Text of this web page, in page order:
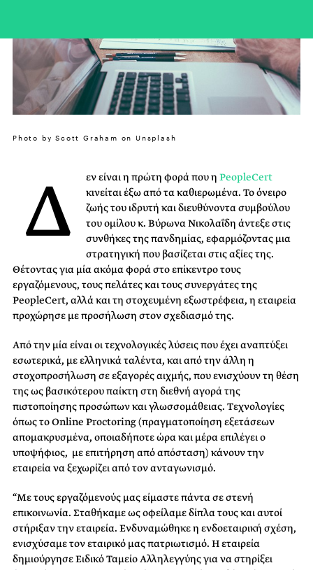
Photo by Scott Graham on Unsplash
Δ εν είναι η πρώτη φορά που η PeopleCert
κινείται έξω από τα καθιερωμένα. Το όνειρο
ζωής του ιδρυτή και διευθύνοντα συμβούλου
του ομίλου κ. Βύρωνα Νικολαΐδη άντεξε στις
συνθήκες της πανδημίας, εφαρμόζοντας μια
στρατηγική που βασίζεται στις αξίες της.
Θέτοντας για μία ακόμα φορά στο επίκεντρο τους
εργαζόμενους, τους πελάτες και τους συνεργάτες της
PeopleCert, αλλά και τη στοχευμένη εξωστρέφεια, η εταιρεία
προχώρησε με προσήλωση στον σχεδιασμό της.
Από την μία είναι οι τεχνολογικές λύσεις που έχει αναπτύξει
εσωτερικά, με ελληνικά ταλέντα, και από την άλλη η
στοχοπροσήλωση σε εξαγορές αιχμής, που ενισχύουν τη θέση
της ως βασικότερου παίκτη στη διεθνή αγορά της
πιστοποίησης προσώπων και γλωσσομάθειας. Τεχνολογίες
όπως το Online Proctoring (πραγματοποίηση εξετάσεων
απομακρυσμένα, οποιαδήποτε ώρα και μέρα επιλέγει ο
υποψήφιος, με επιτήρηση από απόσταση) κάνουν την
εταιρεία να ξεχωρίζει από τον ανταγωνισμό.
“Με τους εργαζόμενούς μας είμαστε πάντα σε στενή
επικοινωνία. Σταθήκαμε ως οφείλαμε δίπλα τους και αυτοί
στήριξαν την εταιρεία. Ενδυναμώθηκε η ενδοεταιρική σχέση,
ενισχύσαμε τον εταιρικό μας πατριωτισμό. Η εταιρεία
δημιούργησε Ειδικό Ταμείο Αλληλεγγύης για να στηρίξει